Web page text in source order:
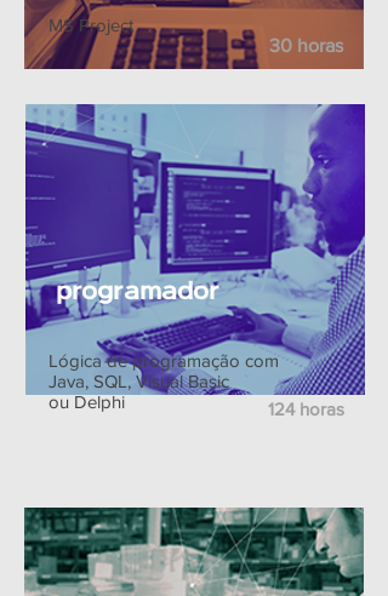
MS Project
30 horas
Lógica de programação com
Java, SQL, Visual Basic
ou Delphi
programador
124 horas